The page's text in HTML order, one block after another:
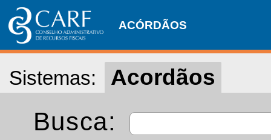
ACÓRDÃOS
Sistemas: Acordãos
Busca: